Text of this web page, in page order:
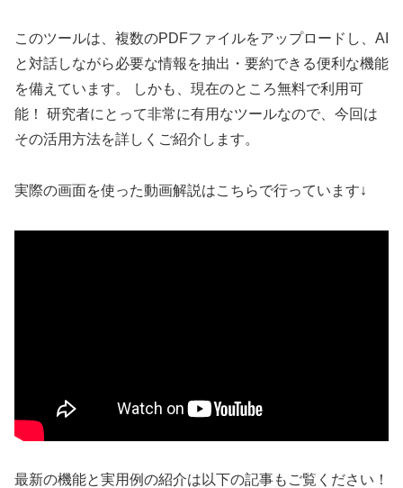
このツールは、複数のPDFファイルをアップロードし、AI
と対話しながら必要な情報を抽出・要約できる便利な機能
を備えています。 しかも、現在のところ無料で利用可
能！ 研究者にとって非常に有用なツールなので、今回は
その活用方法を詳しくご紹介します。
実際の画面を使った動画解説はこちらで行っています↓
最新の機能と実用例の紹介は以下の記事もご覧ください！